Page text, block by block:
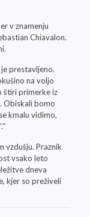
v znamenju
Chiavalon.
prestavljeno.
na voljo
štiri primerke iz
Obiskali bomo
kmalu vidimo,
vzdušju. Praznik
vsako leto
dneva
kjer so preživeli